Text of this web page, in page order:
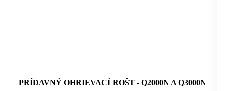
PRÍDAVNÝ OHRIEVACÍ ROŠT - Q2000N A Q3000N